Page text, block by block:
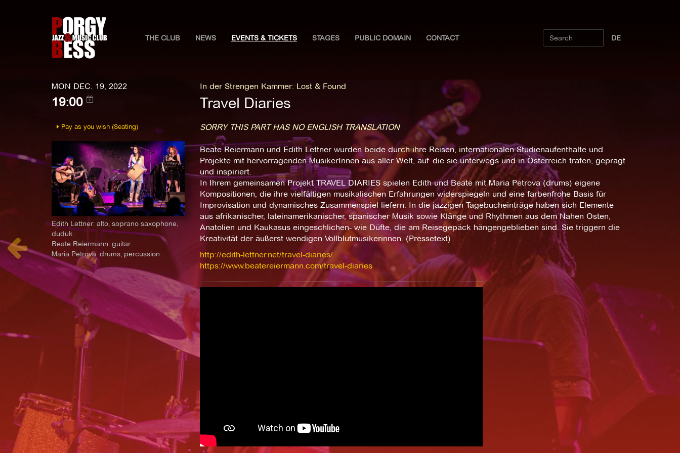
THE CLUB NEWS EVENTS & TICKETS STAGES PUBLIC DOMAIN CONTACT DE
MON DEC. 19, 2022
19:00
In der Strengen Kammer: Lost & Found
Travel Diaries
Pay as you wish (Seating)
Edith Lettner: alto, soprano saxophone,
duduk
Beate Reiermann: guitar
Maria Petrova: drums, percussion
SORRY THIS PART HAS NO ENGLISH TRANSLATION
Beate Reiermann und Edith Lettner wurden beide durch ihre Reisen, internationalen Studienaufenthalte und
Projekte mit hervorragenden MusikerInnen aus aller Welt, auf die sie unterwegs und in Österreich trafen, geprägt
und inspiriert.
In Ihrem gemeinsamen Projekt TRAVEL DIARIES spielen Edith und Beate mit Maria Petrova (drums) eigene
Kompositionen, die ihre vielfältigen musikalischen Erfahrungen widerspiegeln und eine farbenfrohe Basis für
Improvisation und dynamisches Zusammenspiel liefern. In die jazzigen Tagebucheinträge haben sich Elemente
aus afrikanischer, lateinamerikanischer, spanischer Musik sowie Klänge und Rhythmen aus dem Nahen Osten,
Anatolien und Kaukasus eingeschlichen- wie Düfte, die am Reisegepäck hängengeblieben sind. Sie triggern die
Kreativität der äußerst wendigen Vollblutmusikerinnen. (Pressetext)
http://edith-lettner.net/travel-diaries/
https://www.beatereiermann.com/travel-diaries